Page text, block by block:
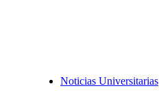
Noticias Universitarias